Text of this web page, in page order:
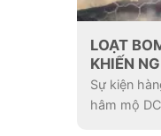
LOẠT
KHIẾN
Sự kiện
hâm mộ